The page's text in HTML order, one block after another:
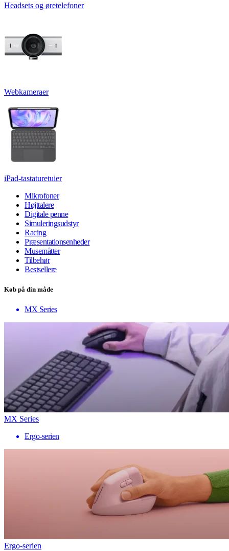
Headsets og øretelefoner
Webkameraer
iPad-tastaturetuier
Mikrofoner
Højttalere
Digitale penne
Simuleringsudstyr
Racing
Præsentationsenheder
Musemåtter
Tilbehør
Bestsellere
Køb på din måde
MX Series
MX Series
Ergo-serien
Ergo-serien